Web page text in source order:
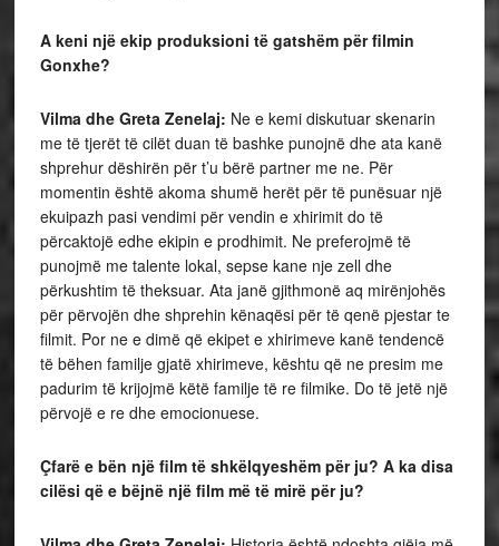
A keni një ekip produksioni të gatshëm për filmin
Gonxhe?
Vilma dhe Greta Zenelaj: Ne e kemi diskutuar skenarin
me të tjerët të cilët duan të bashke punojnë dhe ata kanë
shprehur dëshirën për t’u bërë partner me ne. Për
momentin është akoma shumë herët për të punësuar një
ekuipazh pasi vendimi për vendin e xhirimit do të
përcaktojë edhe ekipin e prodhimit. Ne preferojmë të
punojmë me talente lokal, sepse kane nje zell dhe
përkushtim të theksuar. Ata janë gjithmonë aq mirënjohës
për përvojën dhe shprehin kënaqësi për të qenë pjestar te
filmit. Por ne e dimë që ekipet e xhirimeve kanë tendencë
të bëhen familje gjatë xhirimeve, kështu që ne presim me
padurim të krijojmë këtë familje të re filmike. Do të jetë një
përvojë e re dhe emocionuese.
Çfarë e bën një film të shkëlqyeshëm për ju? A ka disa
cilësi që e bëjnë një film më të mirë për ju?